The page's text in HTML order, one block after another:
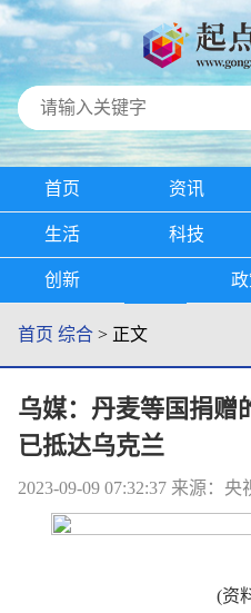
首页 资讯
生活 科技
创新
首页 综合 > 正文
乌媒：丹麦等国捐赠
已抵达乌克兰
2023-09-09 07:32:37 来源：央
(资